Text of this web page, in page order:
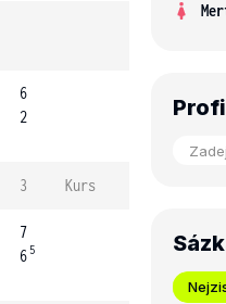
6
2
3 Kurs
7
6 5